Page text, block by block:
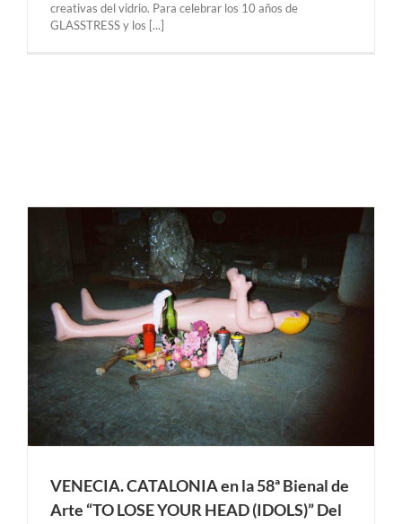
creativas del vidrio. Para celebrar los 10 años de
GLASSTRESS y los [...]
VENECIA. CATALONIA en la 58ª Bienal de
Arte “TO LOSE YOUR HEAD (IDOLS)” Del